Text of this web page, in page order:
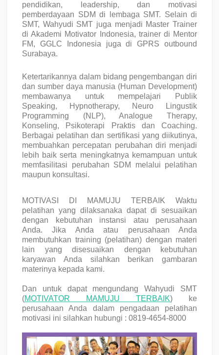
pendidikan, leadership, dan motivasi
pemberdayaan SDM di lembaga SMT. Selain di
SMT, Wahyudi SMT juga menjadi Master Trainer
di Akademi Motivator Indonesia, trainer di Mentor
FM, GGLC Indonesia juga di GPRS outbound
Surabaya.
Ketertarikannya dalam bidang pengembangan diri
dan sumber daya manusia (Human Development)
membawanya untuk mempelajari Publik
Speaking, Hypnotherapy, Neuro Lingustik
Programming (NLP), Analogue Therapy,
Konseling, Psikoterapi Praktis dan Coaching.
Berbagai pelatihan dan sertifikasi yang diikutinya,
membuahkan percepatan perubahan diri menjadi
lebih baik serta meningkatnya kemampuan untuk
memfasilitasi perubahan SDM melalui pelatihan
maupun konsultasi.
MOTIVASI DI MAMUJU TERBAIK Waktu
pelatihan yang dilaksanaka dapat di sesuaikan
dengan kebutuhan instansi atau perusahaan
Anda. Jika Anda atau perusahaan Anda
membutuhkan training (pelatihan) dengan materi
lain yang disesuaikan dengan kebutuhan
karyawan Anda silahkan berikan gambaran
materinya kepada kami.
Dan untuk dapat mengundangWahyudi SMT
(MOTIVATOR MAMUJU TERBAIK) ke
perusahaan Anda dalam pengadaan pelatihan
motivasi ini silahkan hubungi : 0819-4654-8000